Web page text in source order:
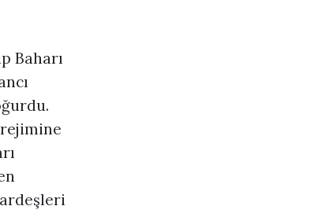
Baharı
rejimine